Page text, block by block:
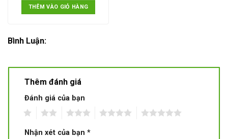
THÊM VÀO GIỎ HÀNG
Bình Luận:
Thêm đánh giá
Đánh giá của bạn
Nhận xét của bạn *